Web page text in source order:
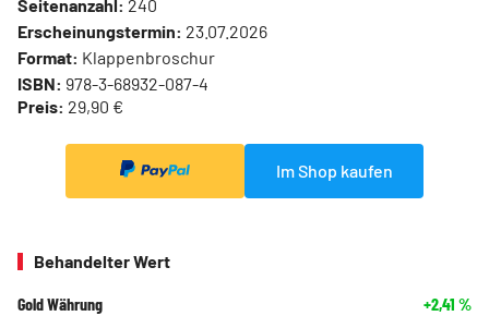
Seitenanzahl: 240
Erscheinungstermin: 23.07.2026
Format: Klappenbroschur
ISBN: 978-3-68932-087-4
Preis: 29,90 €
Im Shop kaufen
Behandelter Wert
Gold Währung +2,41 %